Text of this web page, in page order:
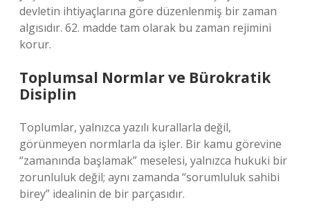
devletin ihtiyaçlarına göre düzenlenmiş bir zaman
algısıdır. 62. madde tam olarak bu zaman rejimini
korur.
Toplumsal Normlar ve Bürokratik
Disiplin
Toplumlar, yalnızca yazılı kurallarla değil,
görünmeyen normlarla da işler. Bir kamu görevine
“zamanında başlamak” meselesi, yalnızca hukuki bir
zorunluluk değil; aynı zamanda “sorumluluk sahibi
birey” idealinin de bir parçasıdır.